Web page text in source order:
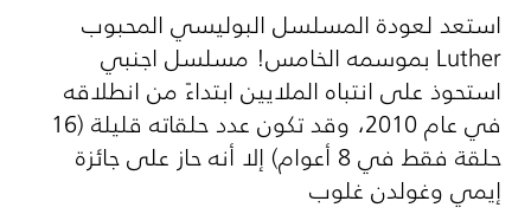
استعد لعودة المسلسل البوليسي المحبوب
Luther بموسمه الخامس! مسلسل اجنبي
استحوذ على انتباه الملايين ابتداءً من انطلاقه
في عام 2010، وقد تكون عدد حلقاته قليلة (16
حلقة فقط في 8 أعوام) إلا أنه حاز على جائزة
إيمي وغولدن غلوب